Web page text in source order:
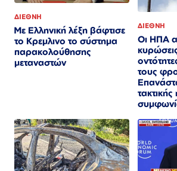
ΔΙΕΘΝΗ
Με Ελληνική λέξη βάφτισε
το Κρεμλινο το σύστημα
παρακολούθησης
μεταναστών
ΔΙΕΘΝΗ
Οι ΗΠΑ
τους